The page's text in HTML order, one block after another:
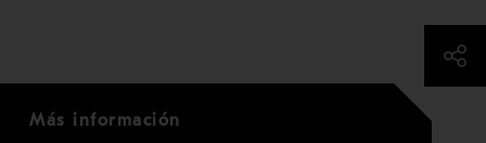
Más información